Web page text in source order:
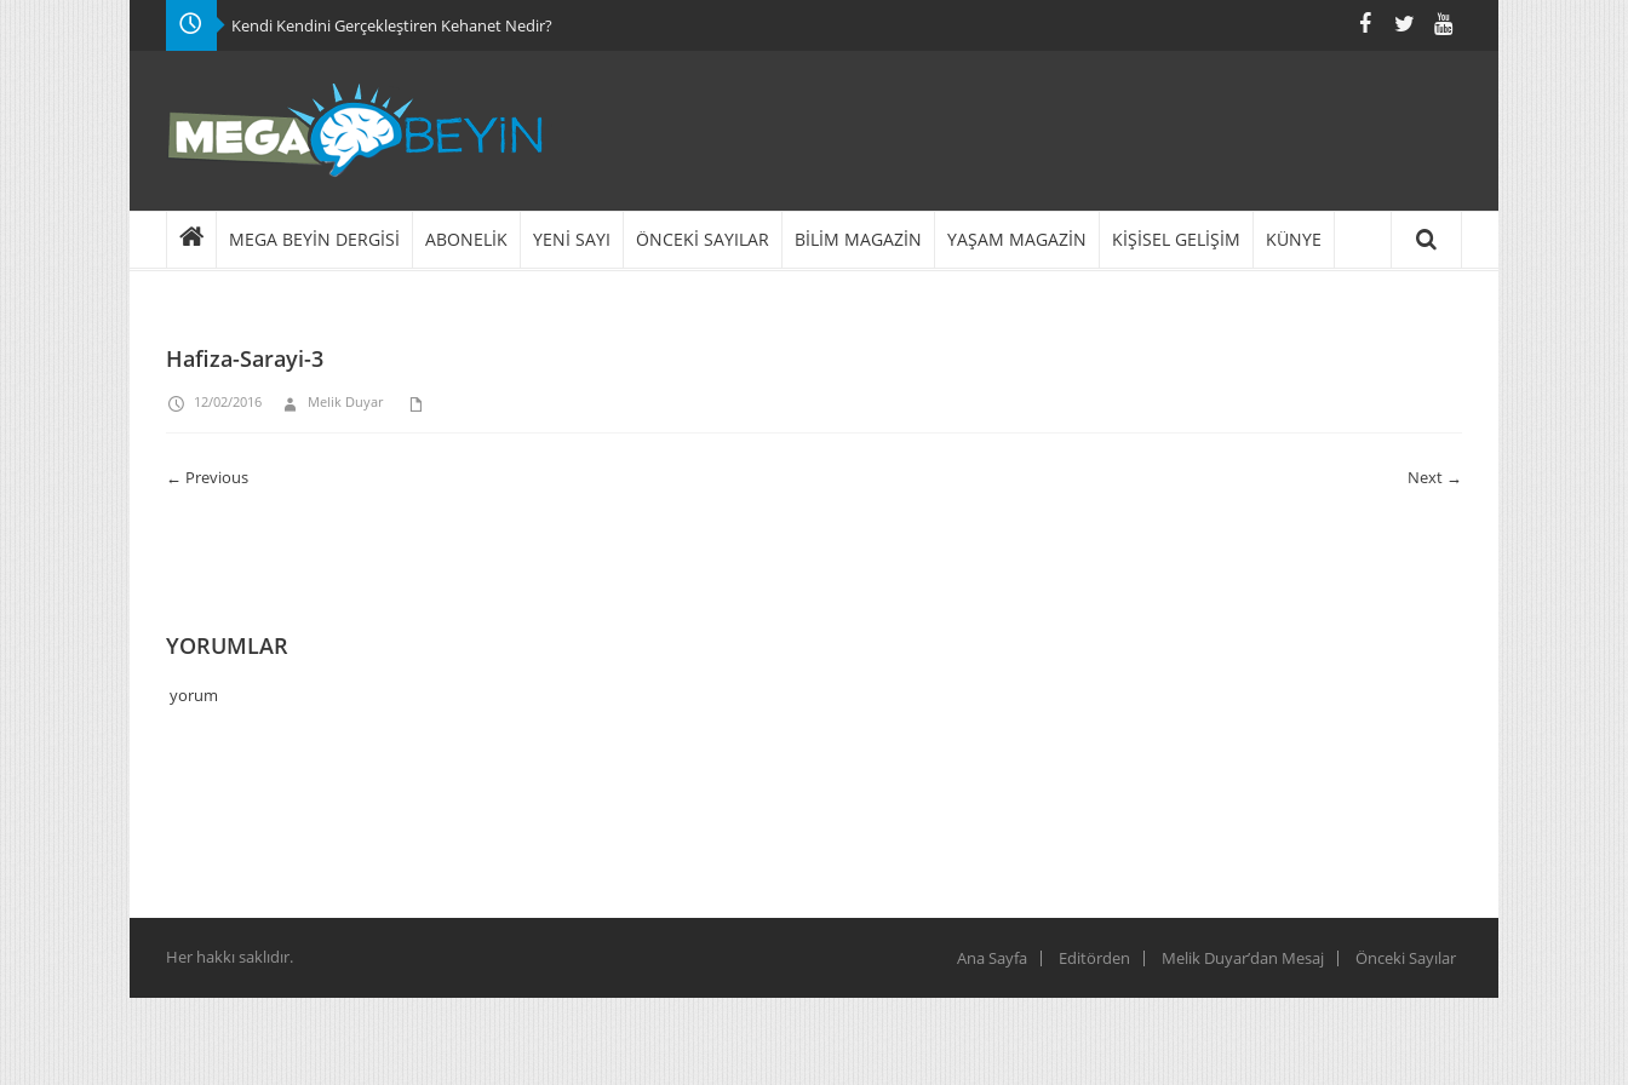
Kendi Kendini Gerçekleştiren Kehanet Nedir?
MEGA BEYİN DERGİSİ ABONELİK YENİ SAYI ÖNCEKİ SAYILAR BİLİM MAGAZİN YAŞAM MAGAZİN KİŞİSEL GELİŞİM KÜNYE
Hafiza-Sarayi-3
12/02/2016 Melik Duyar
← Previous Next →
YORUMLAR
yorum
Her hakkı saklıdır. Ana Sayfa Editörden Melik Duyar’dan Mesaj Önceki Sayılar